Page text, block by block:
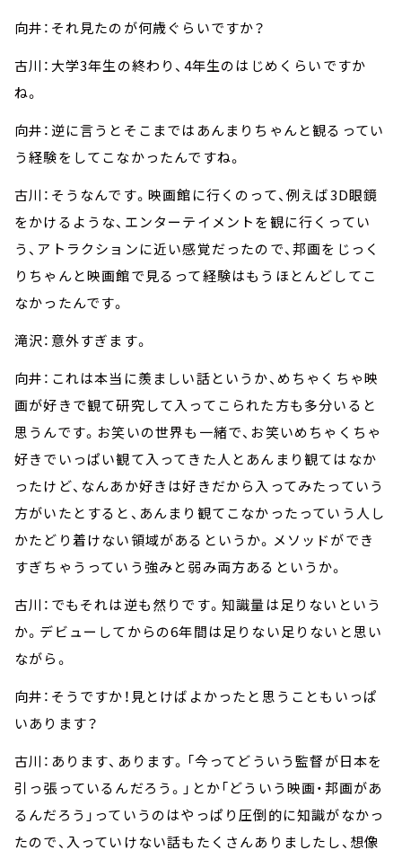
向井：それ見たのが何歳ぐらいですか？
古川：大学3年生の終わり、4年生のはじめくらいですか
ね。
向井：逆に言うとそこまではあんまりちゃんと観るってい
う経験をしてこなかったんですね。
古川：そうなんです。映画館に行くのって、例えば3D眼鏡
をかけるような、エンターテイメントを観に行くってい
う、アトラクションに近い感覚だったので、邦画をじっく
りちゃんと映画館で見るって経験はもうほとんどしてこ
なかったんです。
滝沢：意外すぎます。
向井：これは本当に羨ましい話というか、めちゃくちゃ映
画が好きで観て研究して入ってこられた方も多分いると
思うんです。お笑いの世界も一緒で、お笑いめちゃくちゃ
好きでいっぱい観て入ってきた人とあんまり観てはなか
ったけど、なんあか好きは好きだから入ってみたっていう
方がいたとすると、あんまり観てこなかったっていう人し
かたどり着けない領域があるというか。メソッドができ
すぎちゃうっていう強みと弱み両方あるというか。
古川：でもそれは逆も然りです。知識量は足りないという
か。デビューしてからの6年間は足りない足りないと思い
ながら。
向井：そうですか！見とけばよかったと思うこともいっぱ
いあります？
古川：あります、あります。「今ってどういう監督が日本を
引っ張っているんだろう。」とか「どういう映画・邦画があ
るんだろう」っていうのはやっぱり圧倒的に知識がなかっ
たので、入っていけない話もたくさんありましたし、想像